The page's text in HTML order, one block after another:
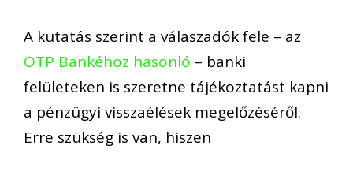
A kutatás szerint a válaszadók fele – az
OTP Bankéhoz hasonló – banki
felületeken is szeretne tájékoztatást kapni
a pénzügyi visszaélések megelőzéséről.
Erre szükség is van, hiszen